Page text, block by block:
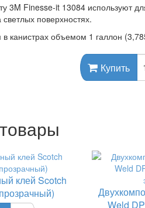
3M Finesse-it 13084 используют
поверхностях.
в канистрах объемом 1 галлон
Купить
клей Scotch
Weld